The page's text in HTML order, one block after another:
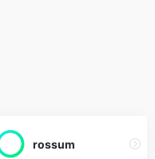
rossum